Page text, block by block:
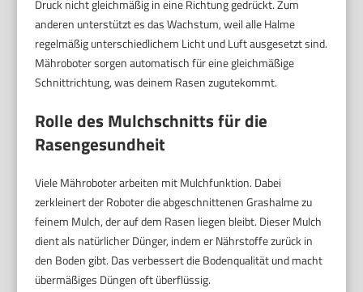
Druck nicht gleichmäßig in eine Richtung gedrückt. Zum
anderen unterstützt es das Wachstum, weil alle Halme
regelmäßig unterschiedlichem Licht und Luft ausgesetzt sind.
Mähroboter sorgen automatisch für eine gleichmäßige
Schnittrichtung, was deinem Rasen zugutekommt.
Rolle des Mulchschnitts für die
Rasengesundheit
Viele Mähroboter arbeiten mit Mulchfunktion. Dabei
zerkleinert der Roboter die abgeschnittenen Grashalme zu
feinem Mulch, der auf dem Rasen liegen bleibt. Dieser Mulch
dient als natürlicher Dünger, indem er Nährstoffe zurück in
den Boden gibt. Das verbessert die Bodenqualität und macht
übermäßiges Düngen oft überflüssig.